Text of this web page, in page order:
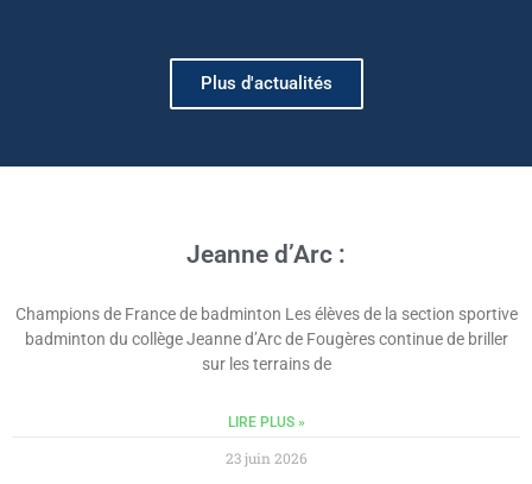
Plus d'actualités
Jeanne d’Arc :
Champions de France de badminton Les élèves de la section sportive
badminton du collège Jeanne d’Arc de Fougères continue de briller
sur les terrains de
LIRE PLUS »
23 juin 2026